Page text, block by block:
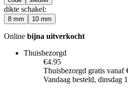
dikte schakel:
8 mm 10 mm
Online bijna uitverkocht
Thuisbezorgd
€4.95
Thuisbezorgd gratis vanaf
Vandaag besteld, dinsdag